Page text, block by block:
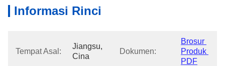
Informasi Rinci
Tempat Asal:
Jiangsu,
Cina
Dokumen:
Brosur
Produk
PDF